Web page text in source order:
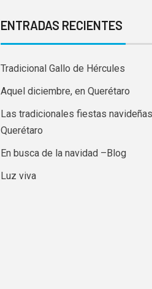
ENTRADAS RECIENTES
Tradicional Gallo de Hércules
Aquel diciembre, en Querétaro
Las tradicionales fiestas
Querétaro
En busca de la navidad –Blog
Luz viva